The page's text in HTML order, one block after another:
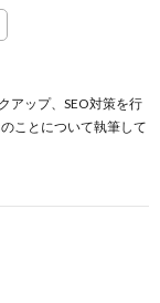
アップ、SEO対策を行
ことについて執筆して